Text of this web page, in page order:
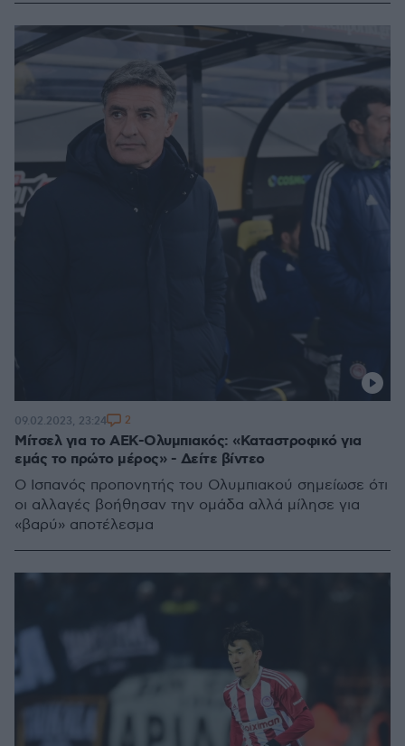
Μίτσελ για το ΑΕΚ-Ολυμπιακός: «Καταστροφικό για
εμάς το πρώτο μέρος» - Δείτε βίντεο
Ο Ισπανός προπονητής του Ολυμπιακού σημείωσε ότι
οι αλλαγές βοήθησαν την ομάδα αλλά μίλησε για
«βαρύ» αποτέλεσμα
09.02.2023, 23:24 2